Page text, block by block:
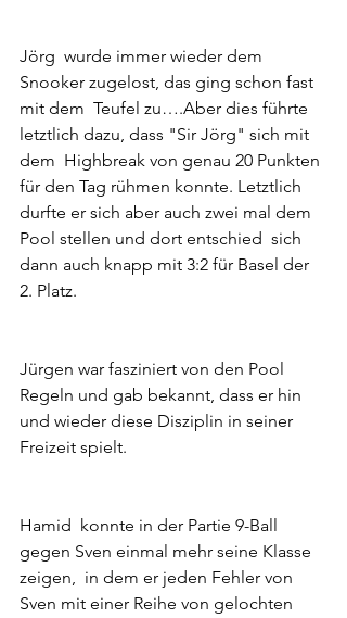
Jörg  wurde immer wieder dem
Snooker zugelost, das ging schon fast
mit dem  Teufel zu….Aber dies führte
letztlich dazu, dass "Sir Jörg" sich mit
dem  Highbreak von genau 20 Punkten
für den Tag rühmen konnte. Letztlich
durfte er sich aber auch zwei mal dem
Pool stellen und dort entschied  sich
dann auch knapp mit 3:2 für Basel der
2. Platz.
Jürgen war fasziniert von den Pool
Regeln und gab bekannt, dass er hin
und wieder diese Disziplin in seiner
Freizeit spielt.
Hamid  konnte in der Partie 9-Ball
gegen Sven einmal mehr seine Klasse
zeigen,  in dem er jeden Fehler von
Sven mit einer Reihe von gelochten